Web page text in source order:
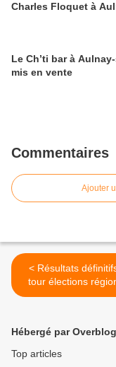
Charles Floquet à
Le Ch’ti bar à
mis en vente
Commentaires
Ajouter
< Résultats définitifs 1er
tour élections
2015 à Aulnay-
Hébergé par Overblog
Top articles